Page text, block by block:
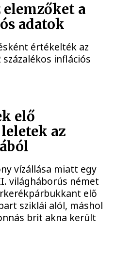
a
adatok
értékelték az
inflációs
elő
az
vízállása miatt egy
világháborús német
elő
sziklái alól, máshol
brit akna került